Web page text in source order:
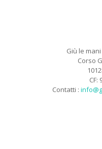
Giù le
Corso
CF:
Contatti :